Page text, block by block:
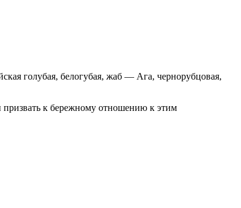
голубая, белогубая, жаб — Ага, чернорубцовая,
призвать к бережному отношению к этим